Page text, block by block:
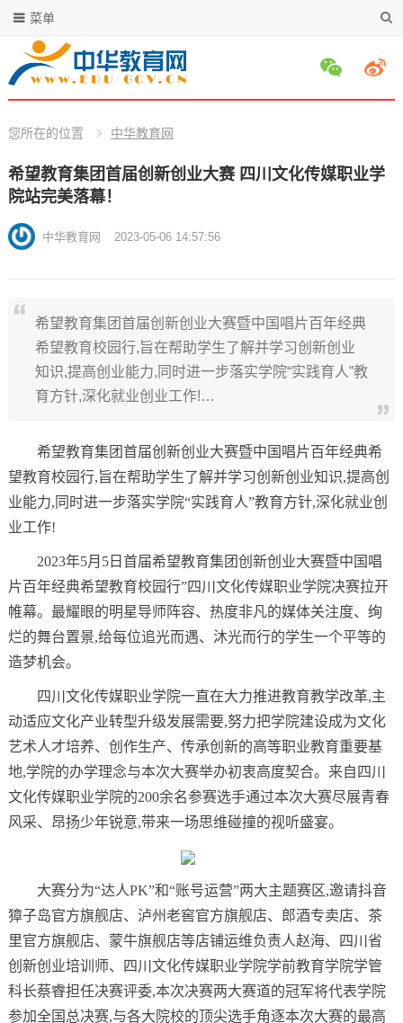
菜单
您所在的位置 中华教育网
希望教育集团首届创新创业大赛​ 四川文化传媒职业学
院站完美落幕！
中华教育网 2023-05-06 14:57:56
希望教育集团首届创新创业大赛暨中国唱片百年经典
希望教育校园行,旨在帮助学生了解并学习创新创业
知识,提高创业能力,同时进一步落实学院“实践育人”教
育方针,深化就业创业工作!…
希望教育集团首届创新创业大赛暨中国唱片百年经典希
望教育校园行,旨在帮助学生了解并学习创新创业知识,提高创
业能力,同时进一步落实学院“实践育人”教育方针,深化就业创
业工作!
2023年5月5日首届希望教育集团创新创业大赛暨中国唱
片百年经典希望教育校园行”四川文化传媒职业学院决赛拉开
帷幕。最耀眼的明星导师阵容、热度非凡的媒体关注度、绚
烂的舞台置景,给每位追光而遇、沐光而行的学生一个平等的
造梦机会。
四川文化传媒职业学院一直在大力推进教育教学改革,主
动适应文化产业转型升级发展需要,努力把学院建设成为文化
艺术人才培养、创作生产、传承创新的高等职业教育重要基
地,学院的办学理念与本次大赛举办初衷高度契合。来自四川
文化传媒职业学院的200余名参赛选手通过本次大赛尽展青春
风采、昂扬少年锐意,带来一场思维碰撞的视听盛宴。
大赛分为“达人PK”和“账号运营”两大主题赛区,邀请抖音
獐子岛官方旗舰店、泸州老窖官方旗舰店、郎酒专卖店、茶
里官方旗舰店、蒙牛旗舰店等店铺运维负责人赵海、四川省
创新创业培训师、四川文化传媒职业学院学前教育学院学管
科长蔡睿担任决赛评委,本次决赛两大赛道的冠军将代表学院
参加全国总决赛,与各大院校的顶尖选手角逐本次大赛的最高